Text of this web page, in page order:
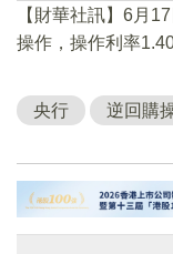
【財華社訊】6月
操作，操作利率
央行 逆回購